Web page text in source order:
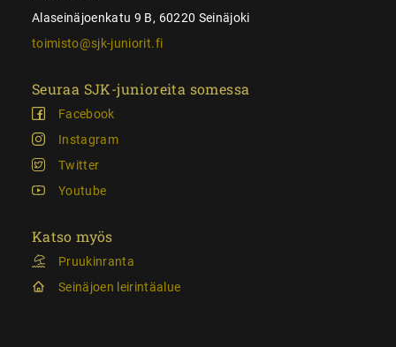
Alaseinäjoenkatu 9 B, 60220 Seinäjoki
toimisto@sjk-juniorit.fi
Seuraa SJK-junioreita somessa
Facebook
Instagram
Twitter
Youtube
Katso myös
Pruukinranta
Seinäjoen leirintäalue